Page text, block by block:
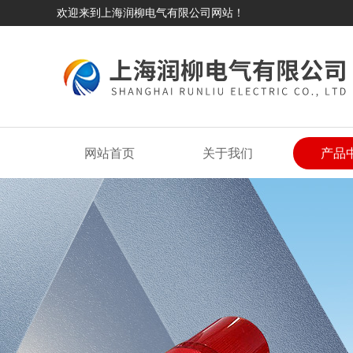
欢迎来到上海润柳电气有限公司网站！
网站首页 关于我们 产品